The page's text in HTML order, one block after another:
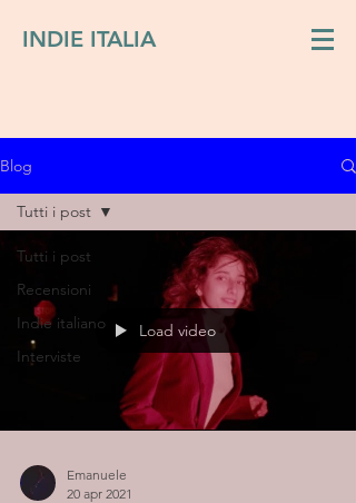
INDIE ITALIA
Blog
Tutti i post
Recensioni
Indie italiano
Interviste
Tutti i post
Load video
Emanuele
20 apr 2021